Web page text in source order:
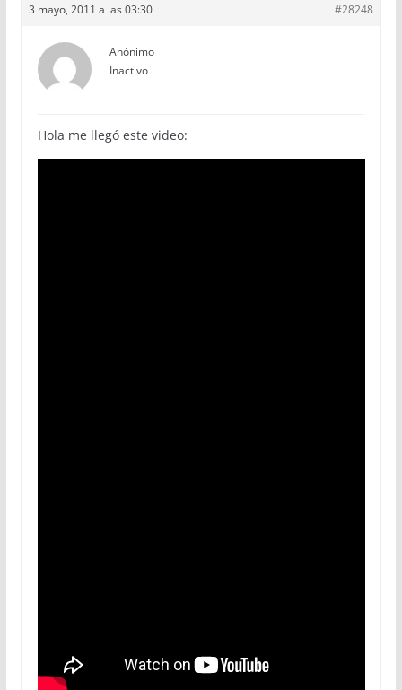
3 mayo, 2011 a las 03:30 #28248
Anónimo
Inactivo
Hola me llegó este video: